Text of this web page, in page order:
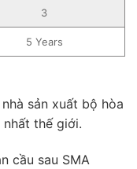
3
5 Years
sản xuất bộ hòa
nhất thế giới.
cầu sau SMA